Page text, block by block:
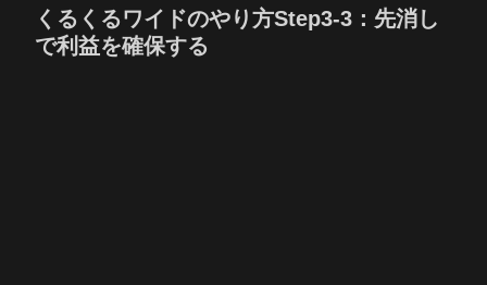
くるくるワイドのやり方Step3-3：先消し
で利益を確保する